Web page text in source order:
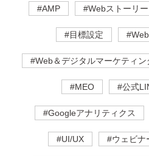
#AMP #Webストーリー
#目標設定
#Web＆デジタルマーケティン
#MEO #公式
#Googleアナリティクス
#UI/UX #ウェビナ